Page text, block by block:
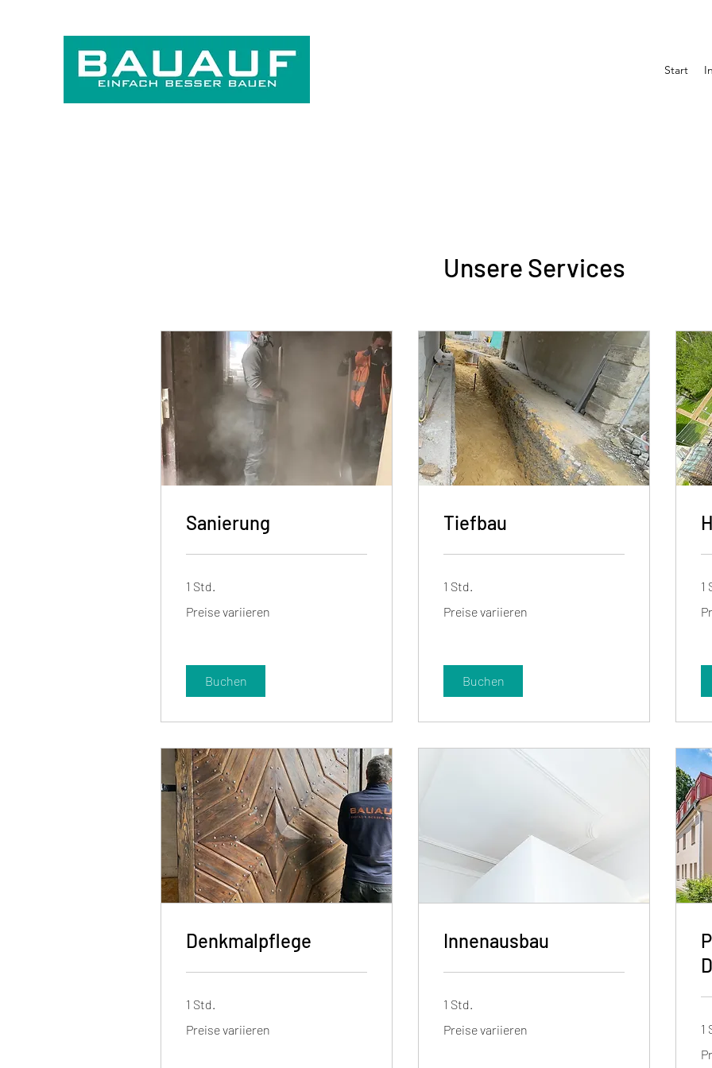
Start
Unsere Services
Sanierung
1 Std.
variieren
Preise variieren
Buchen
Tiefbau
1 Std.
variieren
Preise variieren
Buchen
1
Denkmalpflege
1 Std.
variieren
Preise variieren
Innenausbau
1 Std.
variieren
Preise variieren 1